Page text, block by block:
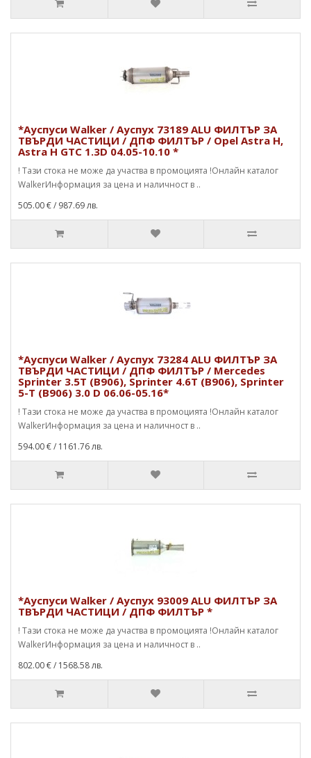
*Ауспуси Walker / Ауспух 73189 ALU ФИЛТЪР ЗА
ТВЪРДИ ЧАСТИЦИ / ДПФ ФИЛТЪР / Opel Astra H,
Astra H GTC 1.3D 04.05-10.10 *
! Тази стока не може да участва в промоцията !Онлайн каталог
WalkerИнформация за цена и наличност в ..
505.00 €/ 987.69 лв.
*Ауспуси Walker / Ауспух 73284 ALU ФИЛТЪР ЗА
ТВЪРДИ ЧАСТИЦИ / ДПФ ФИЛТЪР / Mercedes
Sprinter 3.5T (B906), Sprinter 4.6T (B906), Sprinter
5-T (B906) 3.0 D 06.06-05.16*
! Тази стока не може да участва в промоцията !Онлайн каталог
WalkerИнформация за цена и наличност в ..
594.00 €/ 1161.76 лв.
*Ауспуси Walker / Ауспух 93009 ALU ФИЛТЪР ЗА
ТВЪРДИ ЧАСТИЦИ / ДПФ ФИЛТЪР *
! Тази стока не може да участва в промоцията !Онлайн каталог
WalkerИнформация за цена и наличност в ..
802.00 €/ 1568.58 лв.